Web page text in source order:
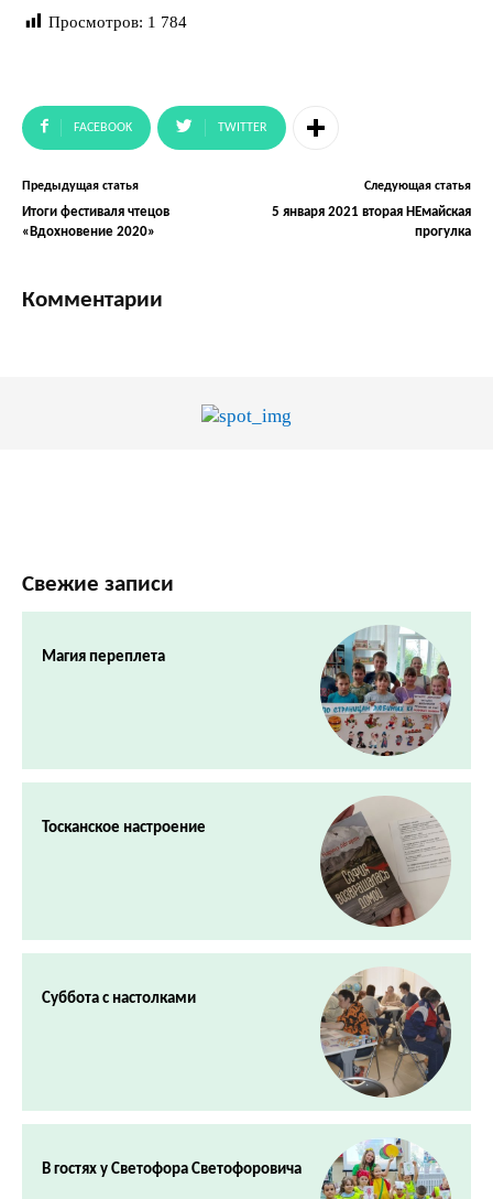
Просмотров: 1 784
FACEBOOK TWITTER
Предыдущая статья
Итоги фестиваля чтецов
«Вдохновение 2020»
Следующая статья
5 января 2021 вторая НЕмайская
прогулка
Комментарии
Свежие записи
Магия переплета
Тосканское настроение
Суббота с настолками
В гостях у Светофора Светофоровича